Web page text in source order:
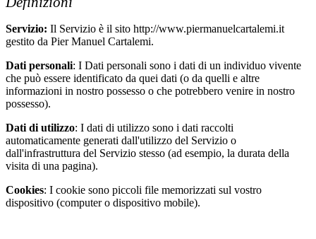
Servizio: Il Servizio è il sito http://www.piermanuelcartalemi.it
gestito da Pier Manuel Cartalemi.
Dati personali: I Dati personali sono i dati di un individuo vivente
che può essere identificato da quei dati (o da quelli e altre
informazioni in nostro possesso o che potrebbero venire in nostro
possesso).
Dati di utilizzo: I dati di utilizzo sono i dati raccolti
automaticamente generati dall'utilizzo del Servizio o
dall'infrastruttura del Servizio stesso (ad esempio, la durata della
visita di una pagina).
Cookies: I cookie sono piccoli file memorizzati sul vostro
dispositivo (computer o dispositivo mobile).